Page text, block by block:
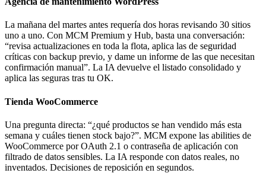
La mañana del martes antes requería dos horas revisando 30 sitios
uno a uno. Con MCM Premium y Hub, basta una conversación:
“revisa actualizaciones en toda la flota, aplica las de seguridad
críticas con backup previo, y dame un informe de las que necesitan
confirmación manual”. La IA devuelve el listado consolidado y
aplica las seguras tras tu OK.
Tienda WooCommerce
Una pregunta directa: “¿qué productos se han vendido más esta
semana y cuáles tienen stock bajo?”. MCM expone las abilities de
WooCommerce por OAuth 2.1 o contraseña de aplicación con
filtrado de datos sensibles. La IA responde con datos reales, no
inventados. Decisiones de reposición en segundos.